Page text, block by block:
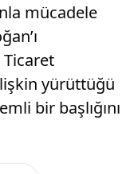
mücadele
ilişkin yürüttüğü
bir başlığını